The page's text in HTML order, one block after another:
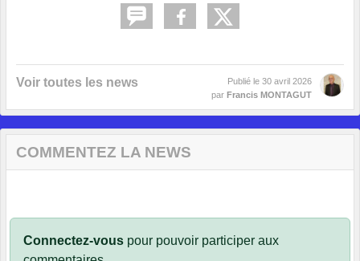
Voir toutes les news Publié le 30 avril 2026
par Francis MONTAGUT
COMMENTEZ LA NEWS
Connectez-vous pour pouvoir participer aux